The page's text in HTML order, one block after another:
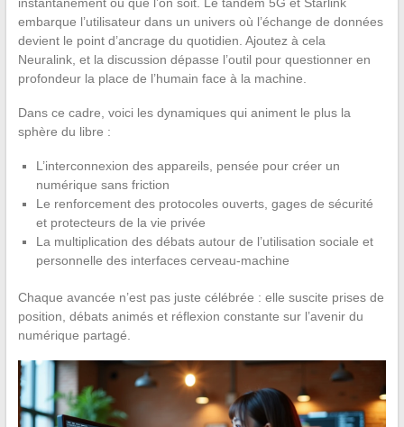
embarque l’utilisateur dans un univers où l’échange de données
devient le point d’ancrage du quotidien. Ajoutez à cela
Neuralink, et la discussion dépasse l’outil pour questionner en
profondeur la place de l’humain face à la machine.
Dans ce cadre, voici les dynamiques qui animent le plus la
sphère du libre :
L’interconnexion des appareils, pensée pour créer un
numérique sans friction
Le renforcement des protocoles ouverts, gages de sécurité
et protecteurs de la vie privée
La multiplication des débats autour de l’utilisation sociale et
personnelle des interfaces cerveau-machine
Chaque avancée n’est pas juste célébrée : elle suscite prises de
position, débats animés et réflexion constante sur l’avenir du
numérique partagé.